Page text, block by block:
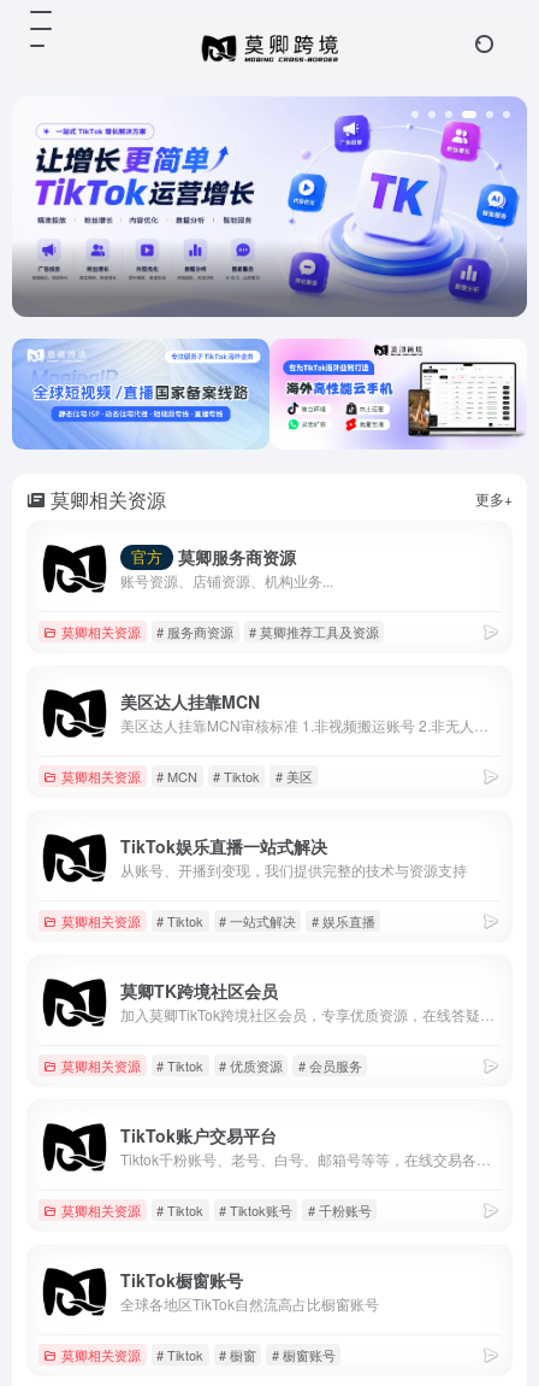
莫卿相关资源 更多+
官方 莫卿服务商资源
账号资源、店铺资源、机构业务...
莫卿相关资源 # 服务商资源 # 莫卿推荐工具及资源
美区达人挂靠MCN
莫卿相关资源 # MCN # Tiktok # 美区
TikTok娱乐直播一站式解决
从账号、开播到变现，我们提供完整的技术与资源支持
莫卿相关资源 # Tiktok # 一站式解决 # 娱乐直播
莫卿TK跨境社区会员
莫卿相关资源 # Tiktok # 优质资源 # 会员服务
TikTok账户交易平台
莫卿相关资源 # Tiktok # Tiktok账号 # 千粉账号
TikTok橱窗账号
全球各地区TikTok自然流高占比橱窗账号
莫卿相关资源 # Tiktok # 橱窗 # 橱窗账号